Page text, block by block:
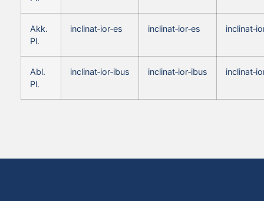
Akk.
Pl.
inclinat‑ior‑es inclinat‑ior‑es
Abl.
Pl.
inclinat‑ior‑ibus inclinat‑ior‑ibus